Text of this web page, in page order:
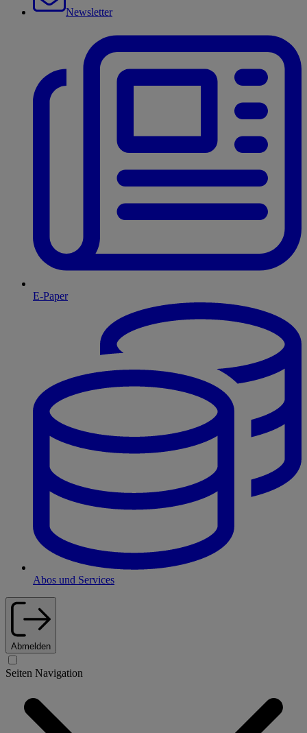
Newsletter
E-Paper
Abos und Services
Abmelden
Seiten Navigation